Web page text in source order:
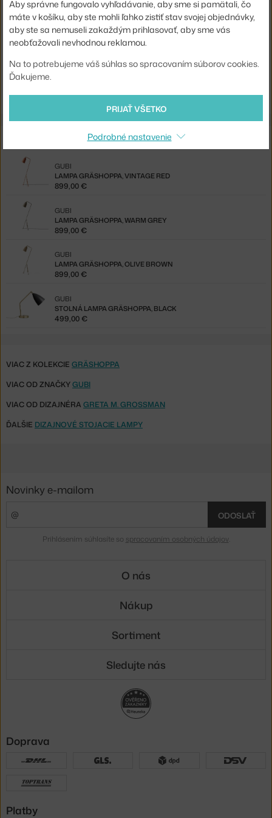
Pätica / zdroj:
E14
Distribúcia svetla: priame osvetlenie
Kód produktu
GUB-10012179-EX
Jste z Česka? Přejděte na
Z rovnakej kolekcie
LAMPA GRÄSHOPPA, VINTAGE RED
GUBI
899,00 €
LAMPA GRÄSHOPPA, WARM GREY
GUBI
899,00 €
LAMPA GRÄSHOPPA, OLIVE BROWN
GUBI
899,00 €
STOLNÁ LAMPA GRÄSHOPPA, BLACK
GUBI
499,00 €
VIAC Z KOLEKCIE GRÄSHOPPA
VIAC OD ZNAČKYGUBI
VIAC OD DIZAJNÉRA GRETA M. GROSSMAN
ĎALŠIE DIZAJNOVÉ STOJACIE LAMPY
Aby správne fungovalo vyhľadávanie, aby sme si pamätali, čo
máte v košíku, aby ste mohli ľahko zistiť stav svojej objednávky,
aby ste sa nemuseli zakaždým prihlasovať, aby sme vás
neobťažovali nevhodnou reklamou.
Na to potrebujeme váš súhlas so spracovaním súborov cookies.
Ďakujeme.
PRIJAŤ VŠETKO
Podrobné nastavenie
Novinky e-mailom
ODOSLAŤ
Prihlásením súhlasíte so spracovaním osobných údajov.
O nás
Nákup
Sortiment
Sledujte nás
Doprava
Platby